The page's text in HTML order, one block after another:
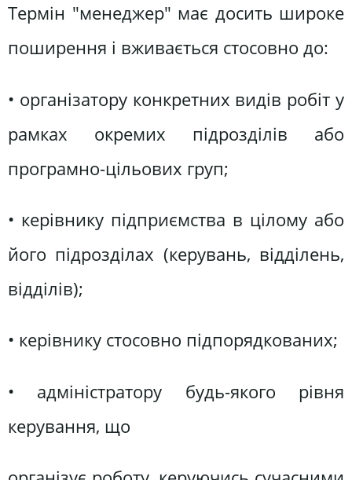
Термін "менеджер" має досить широке
поширення і вживається стосовно до:
• організатору конкретних видів робіт у
рамках окремих підрозділів або
програмно-цільових груп;
• керівнику підприємства в цілому або
його підрозділах (керувань, відділень,
відділів);
• керівнику стосовно підпорядкованих;
• адміністратору будь-якого рівня
керування, що